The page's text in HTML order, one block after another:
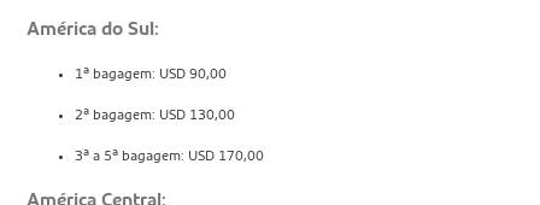
América do Sul:
1ª bagagem: USD 90,00
2ª bagagem: USD 130,00
3ª a 5ª bagagem: USD 170,00
América Central: